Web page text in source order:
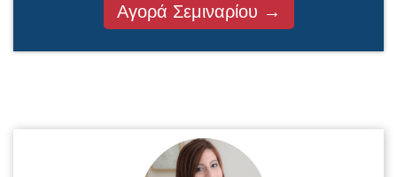
Αγορά Σεμιναρίου →